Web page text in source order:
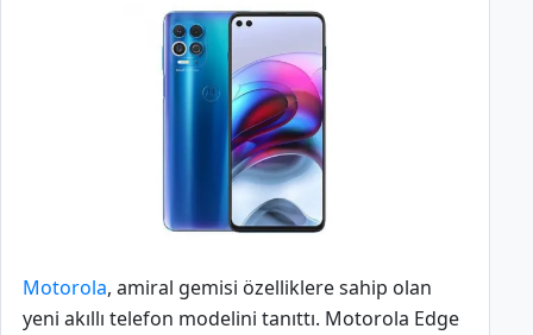
Motorola, amiral gemisi özelliklere sahip olan
yeni akıllı telefon modelini tanıttı. Motorola Edge